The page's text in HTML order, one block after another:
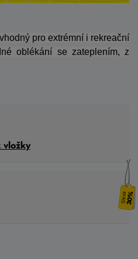
pro extrémní i rekreační
oblékání se zateplením, z
vložky
30%